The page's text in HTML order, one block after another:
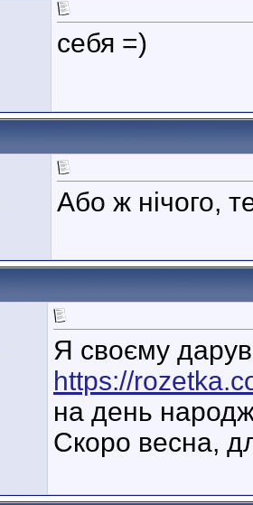
себя =)
Або ж нічого,
Я своєму
https://
на день
Скоро весна,